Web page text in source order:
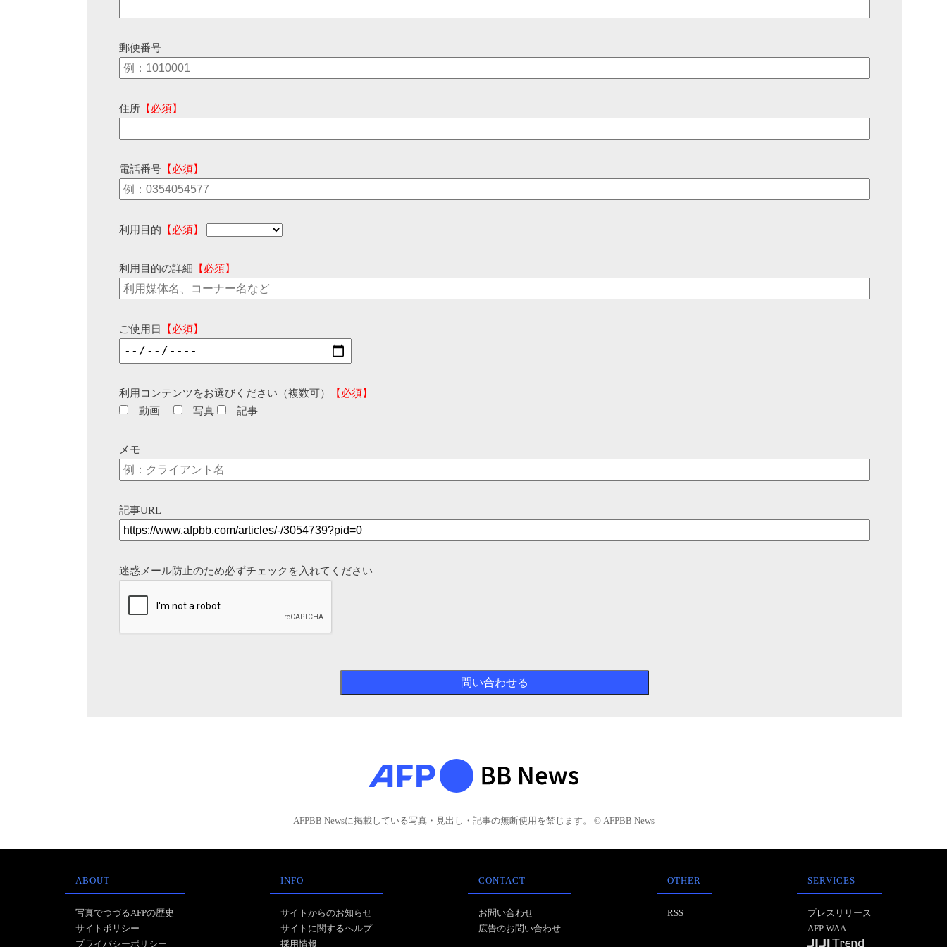
郵便番号
住所 【必須】
電話番号 【必須】
利用目的 【必須】
利用目的の詳細 【必須】
ご使用日 【必須】
利用コンテンツをお選びください（複数可）
【必須】
動画
写真 記事
メモ
記事URL
迷惑メール防止のため必ずチェックを入れてください
AFPBB Newsに掲載している写真・見出し・記事の無断使用を禁じます。 © AFPBB News
ABOUT
写真でつづるAFPの歴史
サイトポリシー
プライバシーポリシー
INFO
サイトからのお知らせ
サイトに関するヘルプ
採用情報
CONTACT
お問い合わせ
広告のお問い合わせ
OTHER
RSS
SERVICES
プレスリリース
AFP WAA